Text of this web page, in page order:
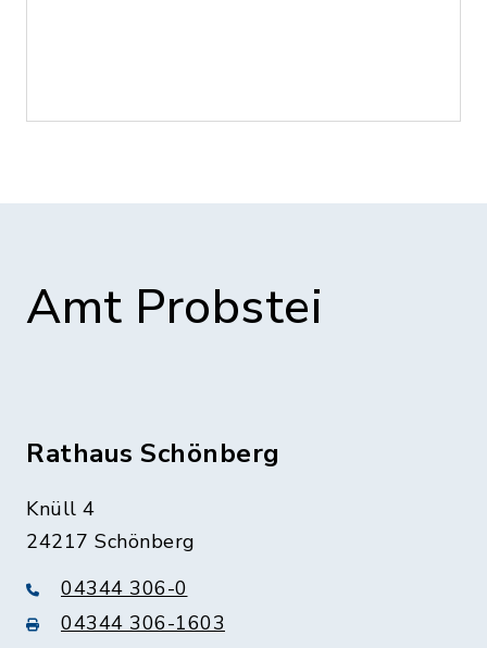
Amt Probstei
Rathaus Schönberg
Knüll 4
24217 Schönberg
04344 306-0
04344 306-1603